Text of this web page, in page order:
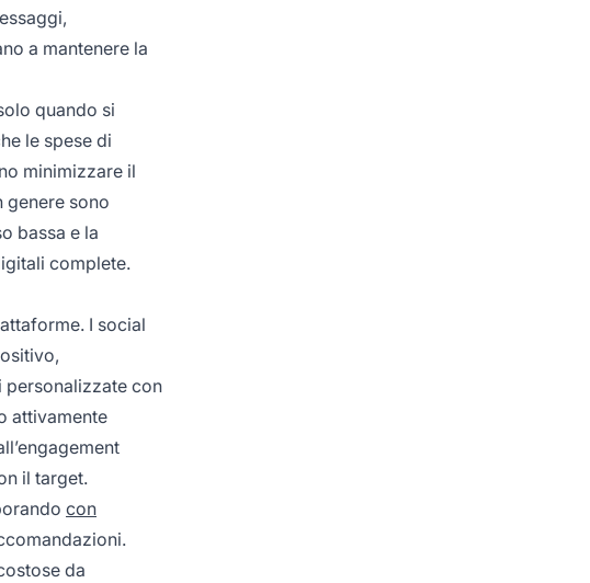
a mantenere la
quando si
le spese di
minimizzare il
genere sono
bassa e la
complete.
I social
personalizzate con
attivamente
il target.
con
da